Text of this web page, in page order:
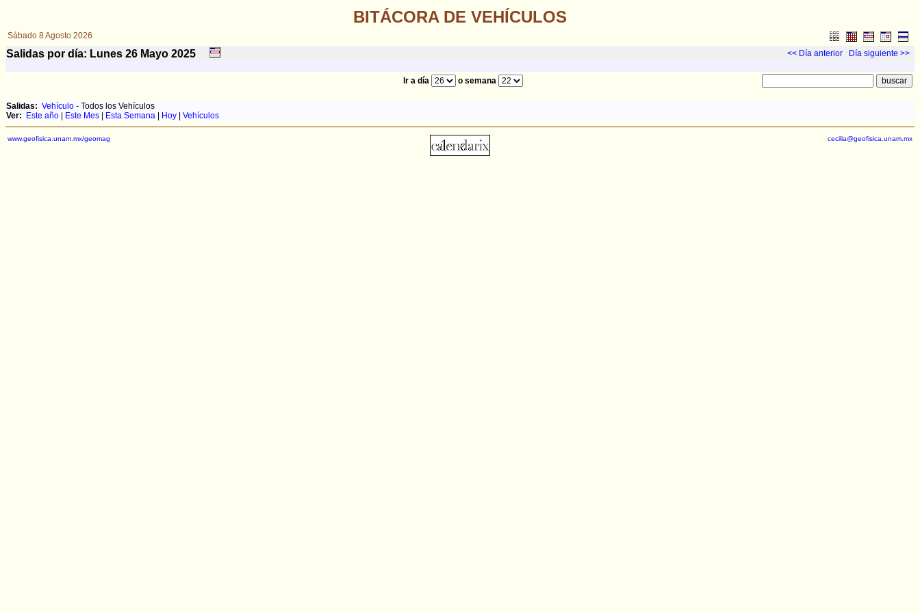
BITÁCORA DE VEHÍCULOS
Sábado 8 Agosto 2026
Salidas por día: Lunes 26 Mayo 2025 << Día anterior Día siguiente >>
Ir a día o semana
Salidas: Vehículo - Todos los Vehículos
Ver:
Este año Este Mes Esta Semana Hoy Vehículos
www.geofisica.unam.mx/geomag cecilia@geofisica.unam.mx